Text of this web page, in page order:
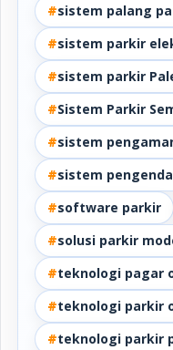
#sistem palang
#sistem parkir
#sistem parkir
#Sistem Parkir
#sistem
#sistem
#software parkir
#solusi parkir
#teknologi pagar
#teknologi parkir
#teknologi parkir